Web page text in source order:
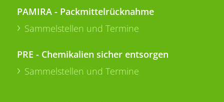
PAMIRA - Packmittelrücknahme
Sammelstellen und Termine
PRE - Chemikalien sicher entsorgen
Sammelstellen und Termine